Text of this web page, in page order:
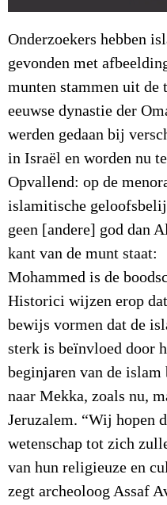
Onderzoekers hebben
gevonden met
munten stammen uit de
eeuwse dynastie der
werden gedaan bij
in Israël en worden nu
Opvallend: op de
islamitische
geen [andere] god dan
kant van de munt staat:
Mohammed is de
Historici wijzen erop
bewijs vormen dat de
sterk is beïnvloed door
beginjaren van de
naar Mekka, zoals nu,
Jeruzalem. “Wij hopen
wetenschap tot zich
van hun religieuze en
zegt archeoloog Assaf